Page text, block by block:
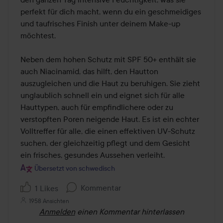
perfekt für dich macht, wenn du ein geschmeidiges
und taufrisches Finish unter deinem Make-up
möchtest.
Neben dem hohen Schutz mit SPF 50+ enthält sie
auch Niacinamid, das hilft, den Hautton
auszugleichen und die Haut zu beruhigen. Sie zieht
unglaublich schnell ein und eignet sich für alle
Hauttypen, auch für empfindlichere oder zu
verstopften Poren neigende Haut. Es ist ein echter
Volltreffer für alle, die einen effektiven UV-Schutz
suchen, der gleichzeitig pflegt und dem Gesicht
Übersetzt von schwedisch
1 Likes Kommentar
1958 Ansichten
Anmelden einen Kommentar hinterlassen